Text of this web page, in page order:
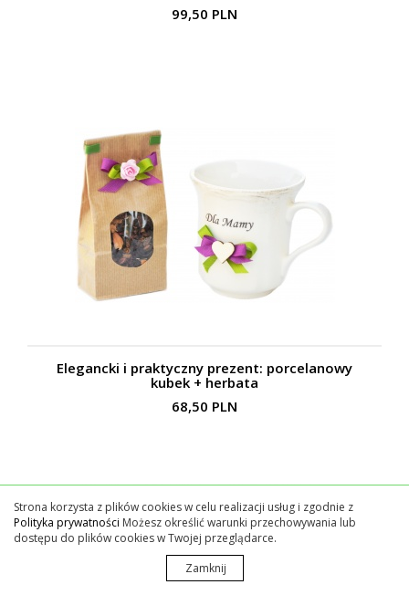
99,50 PLN
Elegancki i praktyczny prezent: porcelanowy
kubek + herbata
68,50 PLN
Strona korzysta z plików cookies w celu realizacji usług i zgodnie z
Polityka prywatności Możesz określić warunki przechowywania lub
dostępu do plików cookies w Twojej przeglądarce.
Zamknij